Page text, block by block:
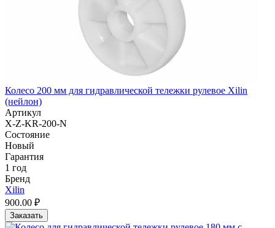
Колесо 200 мм для гидравлической тележки рулевое Xilin
(нейлон)
Артикул
X-Z-KR-200-N
Состояние
Новый
Гарантия
1 год
Бренд
Xilin
900.00 ₽
Заказать